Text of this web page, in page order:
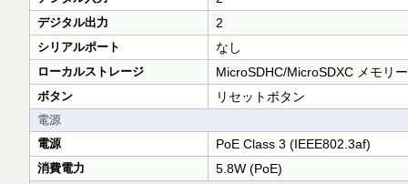
デジタル出力 2
シリアルポート なし
ローカルストレージ MicroSDHC/MicroSDXC メモリ
ボタン リセットボタン
電源
電源
PoE Class 3 (IEEE802.3af)
消費電力 5.8W (PoE)